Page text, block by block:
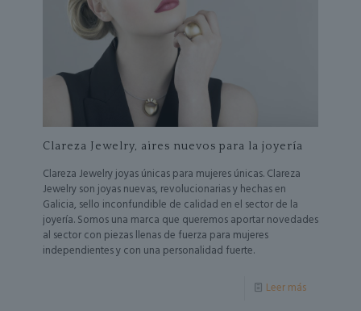
Clareza Jewelry, aires nuevos para la joyería
Clareza Jewelry joyas únicas para mujeres únicas. Clareza
Jewelry son joyas nuevas, revolucionarias y hechas en
Galicia, sello inconfundible de calidad en el sector de la
joyería. Somos una marca que queremos aportar novedades
al sector con piezas llenas de fuerza para mujeres
independientes y con una personalidad fuerte.
Leer más